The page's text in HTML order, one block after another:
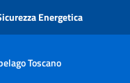
Energetica
Toscano